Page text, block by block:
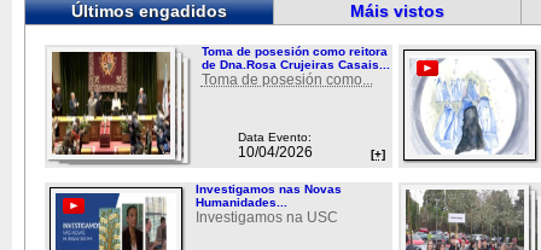
Últimos engadidos Máis vistos
Toma de posesión como reitora
de Dna.Rosa Crujeiras Casais...
Toma de posesión como...
Data Evento:
10/04/2026 [+]
Investigamos nas Novas
Humanidades...
Investigamos na USC